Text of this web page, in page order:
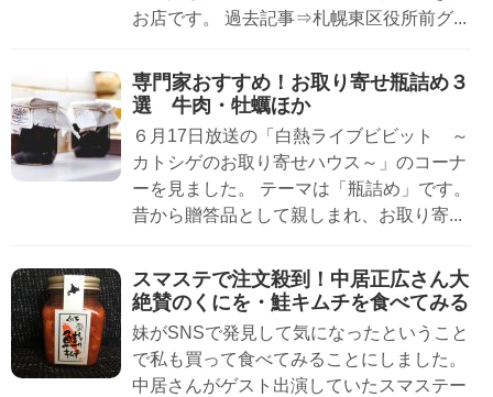
お店です。 過去記事⇒札幌東区役所前グ...
専門家おすすめ！お取り寄せ瓶詰め３
選 牛肉・牡蠣ほか
６月17日放送の「白熱ライブビビット ～
カトシゲのお取り寄せハウス～」のコーナ
ーを見ました。 テーマは「瓶詰め」です。
昔から贈答品として親しまれ、お取り寄...
スマステで注文殺到！中居正広さん大
絶賛のくにを・鮭キムチを食べてみる
妹がSNSで発見して気になったということ
で私も買って食べてみることにしました。
中居さんがゲスト出演していたスマステー